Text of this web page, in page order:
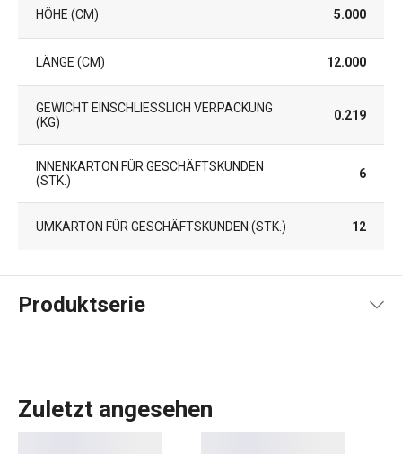
HÖHE (CM) 5.000
LÄNGE (CM) 12.000
GEWICHT EINSCHLIESSLICH VERPACKUNG (
KG)
0.219
INNENKARTON FÜR GESCHÄFTSKUNDEN
(STK.)
6
UMKARTON FÜR GESCHÄFTSKUNDEN (STK.) 12
Produktserie
Zuletzt angesehen